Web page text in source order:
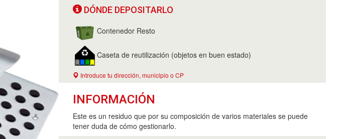
DÓNDE DEPOSITARLO
Contenedor Resto
Caseta de reutilización (objetos en buen estado)
Introduce tu dirección, municipio o CP
INFORMACIÓN
Este es un residuo que por su composición de varios materiales se puede
tener duda de cómo gestionarlo.